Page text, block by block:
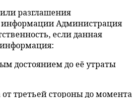
разглашения
Администрация
если данная
достоянием до её утраты
третьей стороны до момента